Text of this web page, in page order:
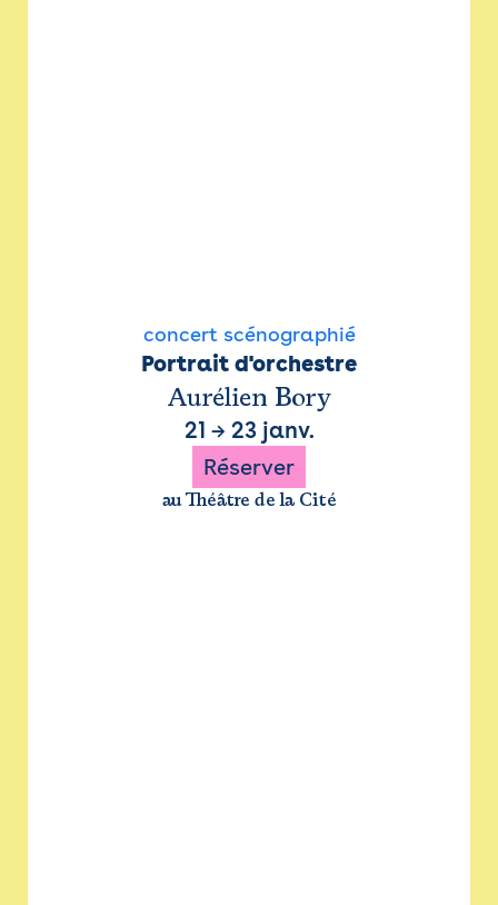
concert scénographié
Portrait d'orchestre
Aurélien Bory
21 → 23 janv.
Réserver
au Théâtre de la Cité